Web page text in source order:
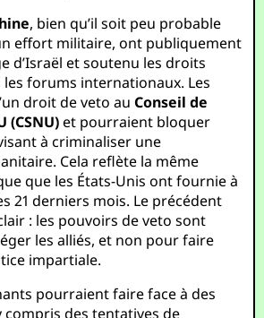
, bien qu’il soit peu probable
effort militaire, ont publiquement
d’Israël et soutenu les droits
forums internationaux. Les
droit de veto auConseil de
(CSNU)et pourraient bloquer
à criminaliser une
Cela reflète la même
que les États-Unis ont fournie à
21 derniers mois. Le précédent
: les pouvoirs de veto sont
les alliés, et non pour faire
impartiale.
pourraient faire face à des
des tentatives de